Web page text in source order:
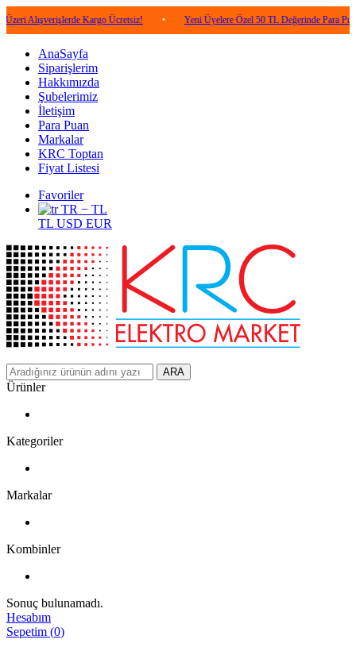
Kargo Ücretsiz! • Yeni Üyelere Özel 50 TL Değerinde Para Puan! •
AnaSayfa
Siparişlerim
Hakkımızda
Şubelerimiz
İletişim
Para Puan
Markalar
KRC Toptan
Fiyat Listesi
Favoriler
TR − TL
TL USD EUR
ARA
Ürünler
Kategoriler
Markalar
Kombinler
Sonuç bulunamadı.
Hesabım
Sepetim (0)